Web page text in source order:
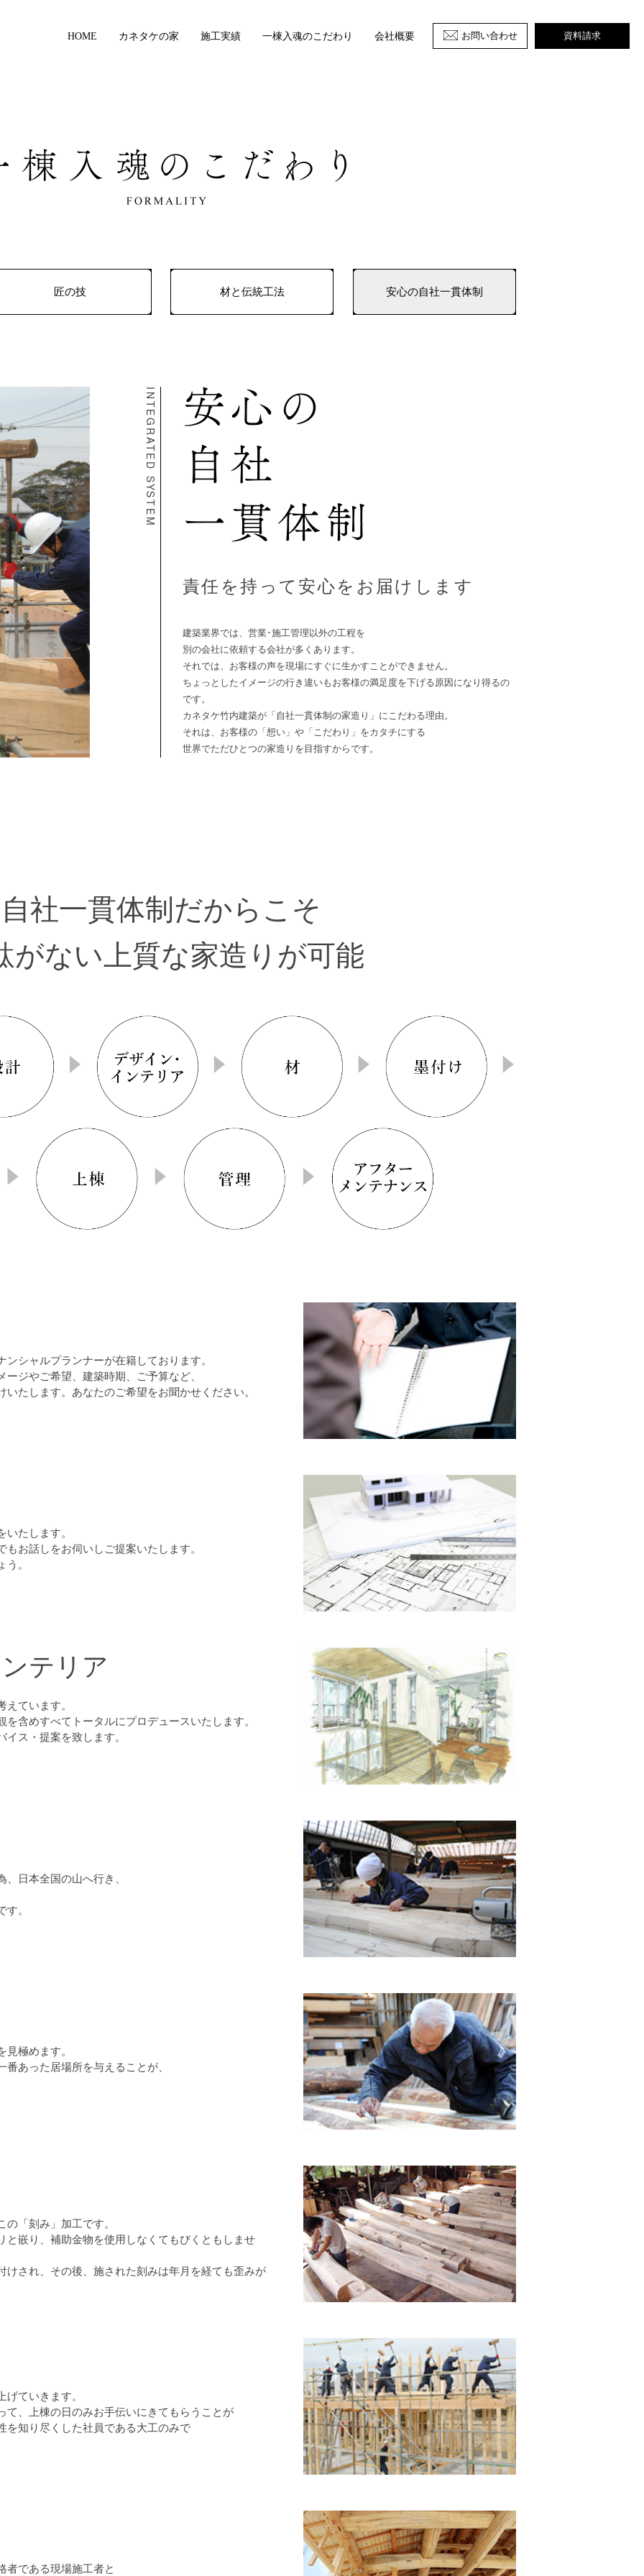
HOME カネタケの家 施工実績 一棟入魂のこだわり 会社概要 お問い合わせ 資料請求
匠の技 材と伝統工法 安心の自社一貫体制
INTEGRATED SYSTEM
責任を持って安心をお届けします
建築業界では、営業･施工管理以外の工程を
別の会社に依頼する会社が多くあります。
それでは、お客様の声を現場にすぐに生かすことができません。
ちょっとしたイメージの行き違いもお客様の満足度を下げる原因になり得るの
です。
カネタケ竹内建築が「自社一貫体制の家造り」にこだわる理由。
それは、お客様の「想い」や「こだわり」をカタチにする
世界でただひとつの家造りを目指すからです。
自社一貫体制だからこそ
がない上質な家造りが可能
シャルプランナーが在籍しております。
ジやご希望、建築時期、ご予算など、
たします。あなたのご希望をお聞かせください。
たします。
お話しをお伺いしご提案いたします。
。
テリア
ています。
含めすべてトータルにプロデュースいたします。
ス・提案を致します。
日本全国の山へ行き、
。
極めます。
あった居場所を与えることが、
「刻み」加工です。
と嵌り、補助金物を使用しなくてもびくともしませ
けされ、その後、施された刻みは年月を経ても歪みが
ていきます。
て、上棟の日のみお手伝いにきてもらうことが
を知り尽くした社員である大工のみで
者である現場施工者と